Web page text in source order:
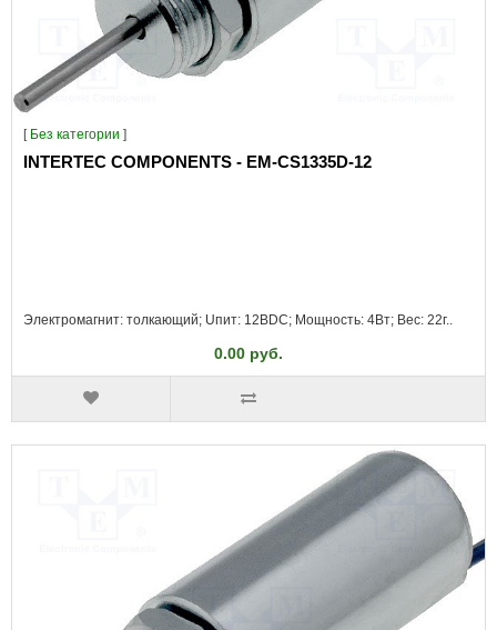
[ Без категории ]
INTERTEC COMPONENTS - EM-CS1335D-12
Электромагнит: толкающий; Uпит: 12ВDC; Мощность: 4Вт; Вес: 22г..
0.00 руб.